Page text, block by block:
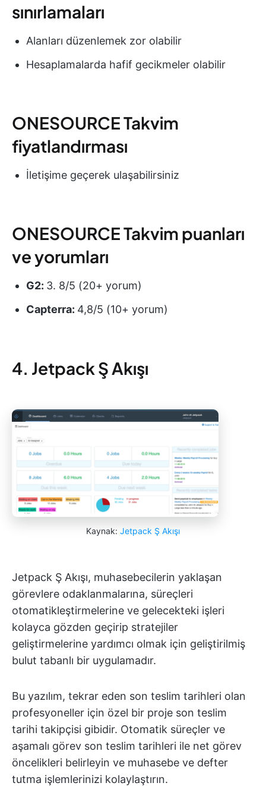
sınırlamaları
Alanları düzenlemek zor olabilir
Hesaplamalarda hafif gecikmeler olabilir
ONESOURCE Takvim
fiyatlandırması
İletişime geçerek ulaşabilirsiniz
ONESOURCE Takvim puanları
ve yorumları
G2: 3. 8/5 (20+ yorum)
Capterra: 4,8/5 (10+ yorum)
4. Jetpack Ş Akışı
Kaynak: Jetpack Ş Akışı
Jetpack Ş Akışı, muhasebecilerin yaklaşan
görevlere odaklanmalarına, süreçleri
otomatikleştirmelerine ve gelecekteki işleri
kolayca gözden geçirip stratejiler
geliştirmelerine yardımcı olmak için geliştirilmiş
bulut tabanlı bir uygulamadır.
Bu yazılım, tekrar eden son teslim tarihleri olan
profesyoneller için özel bir proje son teslim
tarihi takipçisi gibidir. Otomatik süreçler ve
aşamalı görev son teslim tarihleri ile net görev
öncelikleri belirleyin ve muhasebe ve defter
tutma işlemlerinizi kolaylaştırın.